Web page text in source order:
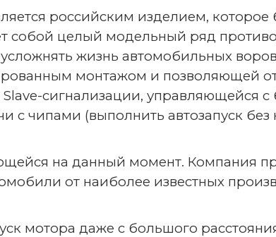
российским изделием,
собой целый модельный ряд
жизнь автомобильных
монтажом и позволяющей
сигнализации, управляющейся с
чипами (выполнить автозапуск без
на данный момент. Компания
от наиболее известных
мотора даже с большого